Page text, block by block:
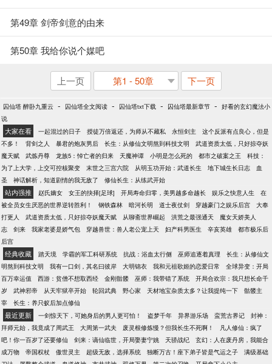
第49章 剑帝剑意的由来
第50章 我给你说个媒吧
上一页 第1 - 50章 下一页
囚仙塔 醉卧九重云 - 囚仙塔全文阅读 - 囚仙塔txt下载 - 囚仙塔最新章节 - 好看的玄幻魔法小
说
大家在看 一起混过的日子 授徒万倍返还，为师从不藏私 永恒剑主
这个反派有点良心，但是
不多！
背剑之人 暴君的炮灰男后 长生：从修仙文明熬到科技文明
武道资质太低，只好掠夺妖
魔天赋
武炼丹尊 龙族5：悼亡者的归来 天魔神谭 小明是怎么死的 都市之破案之王
科技：
为了上大学，上交可控核聚变
末世之三宫六院 从明玉功开始：武道长生 地下城生长日志
血
圣
神话解析，知道剧情的我无敌了 修仙长生：从练武开始
站内强推 赵氏嫡女 女王的抉择[足球] 开局寿命归零，美男越多命越长 娱乐之快意人生
在
被全员女生厌恶的世界逆转胜利！
钢铁森林 暗河长明 道士夜仗剑 穿越豪门之娱乐后宫
大奉
打更人
武道资质太低，只好掠夺妖魔天赋 从聊斋世界崛起 洪荒之最强通天
魔女天娇美人
志
剑来 我家老婆是娇气包 穿越兽世：兽人老公宠上天 妇产科男医生 辛亥英雄
都市极乐后
后宫
经典收藏 踏天境 学霸的军工科研系统 抗战：浴血太行侧 巫师追逐着真理
长生：从修仙文
明熬到科技文明
我有一口剑，其名曰彼岸 大明锦衣 我和元祖歌姬的恋爱日常
全球异变：开局
百万幸运值
西游：贫僧不想取西经 金刚骷髅 巫师：我带错了系统
开局合欢宗：我只想长命千
岁
武神邪帝 从天牢狱卒开始 轮回武典 野心家 天材地宝杂质太多？让我提纯一下
骷髅主
宰
长生：养只蚁后加点修仙
最近更新 一剑惊天下，可她身后的男人更可怕！ 盗梦千年 异界游乐场 蛮荒古界记
封神：
拜师元始，我竟成了周武王
大周第一武夫 废灵根修炼慢？但我长生不死啊！
凡人修仙：疯了
吧！你一百岁了还要修仙
剑来：谪仙临世，开局娶妻宁姚 天骄战纪
玄幻：人在废丹房，我能合
成万物
帝国权杖 傲世灵主 超级无敌，选择系统 独断万古！座下弟子皆是气运之子
满级基础